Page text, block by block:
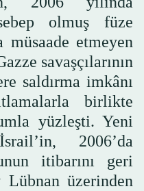
olmuş füze
müsaade etmeyen
savaşçılarının
saldırma imkânı
birlikte
yüzleşti. Yeni
2006’da
itibarını geri
üzerinden